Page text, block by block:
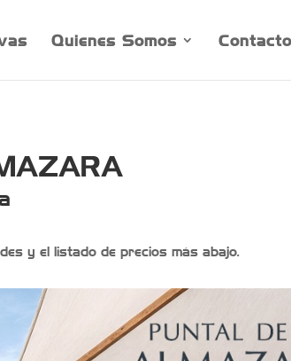
Quienes Somos Contacto
y el listado de precios más abajo.